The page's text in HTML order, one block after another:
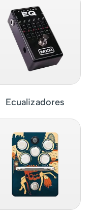
Ecualizadores